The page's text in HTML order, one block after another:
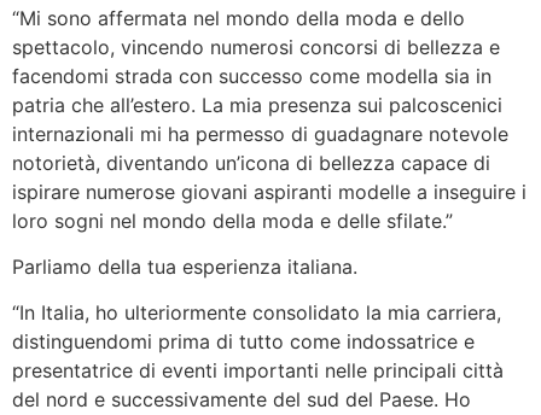
“Mi sono affermata nel mondo della moda e dello
spettacolo, vincendo numerosi concorsi di bellezza e
facendomi strada con successo come modella sia in
patria che all’estero. La mia presenza sui palcoscenici
internazionali mi ha permesso di guadagnare notevole
notorietà, diventando un’icona di bellezza capace di
ispirare numerose giovani aspiranti modelle a inseguire i
loro sogni nel mondo della moda e delle sfilate.”
Parliamo della tua esperienza italiana.
“In Italia, ho ulteriormente consolidato la mia carriera,
distinguendomi prima di tutto come indossatrice e
presentatrice di eventi importanti nelle principali città
del nord e successivamente del sud del Paese. Ho